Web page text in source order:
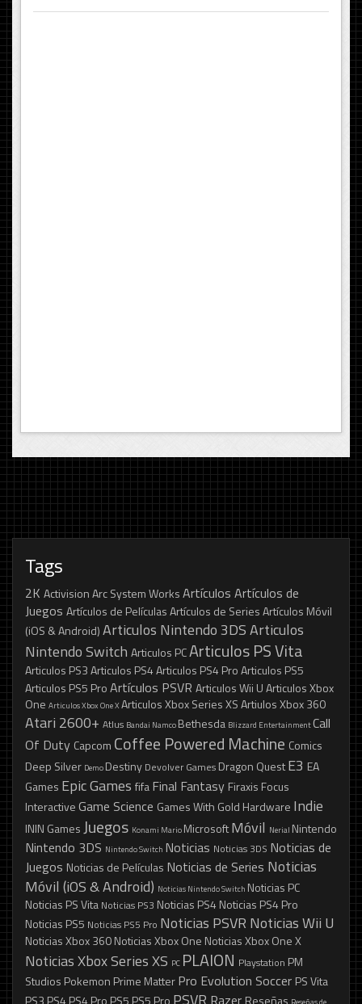
Tags
2K ActivisionArc System WorksArtículos Artículos de
Juegos Artículos de PelículasArtículos de SeriesArtículos Móvil
(iOS & Android)Articulos Nintendo 3DSArticulos
Nintendo Switch Articulos PCArticulos PS Vita
Articulos PS3Articulos PS4Articulos PS4 ProArticulos PS5
Articulos PS5 ProArtículos PSVR Articulos Wii UArticulos Xbox
One Articulos Xbox One X Articulos Xbox Series XSArtiulos Xbox 360
Atari 2600+ Atlus Bandai Namco Bethesda Blizzard EntertainmentCall
Of Duty Capcom Coffee Powered Machine Comics
Deep Silver Demo Destiny Devolver Games Dragon QuestE3 EA
Games Epic Games fifaFinal Fantasy Firaxis Focus
InteractiveGame Science Games With Gold Hardware Indie
ININ GamesJuegos Konami Mario MicrosoftMóvil Nerial Nintendo
Nintendo 3DS Nintendo Switch Noticias Noticias 3DS Noticias de
Juegos Noticias de Películas Noticias de Series Noticias
Móvil (iOS & Android) Noticias Nintendo Switch Noticias PC
Noticias PS Vita Noticias PS3 Noticias PS4 Noticias PS4 Pro
Noticias PS5 Noticias PS5 Pro Noticias PSVR Noticias Wii U
Noticias Xbox 360Noticias Xbox One Noticias Xbox One X
Noticias Xbox Series XS PC PLAION Playstation PM
Studios Pokemon Prime MatterPro Evolution Soccer PS Vita
PS3 PS4 PS4 Pro PS5 PS5 Pro PSVR Razer Reseñas